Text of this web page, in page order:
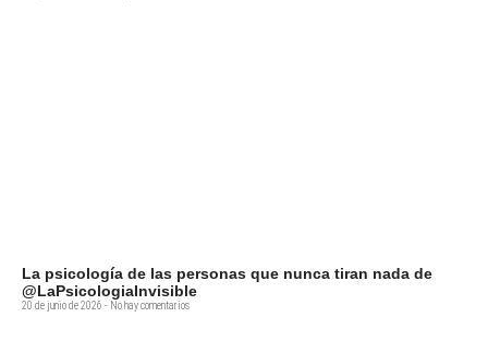
La psicología de las personas que nunca tiran nada de
@LaPsicologiaInvisible
20 de junio de 2026 No hay comentarios